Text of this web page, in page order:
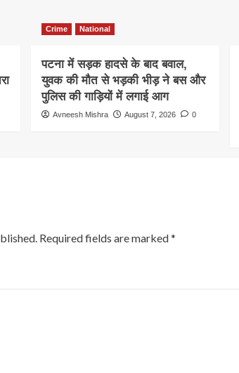
Crime National
पटना में सड़क हादसे के बाद बवाल,
युवक की मौत से भड़की भीड़ ने बस और
पुलिस की गाड़ियों में लगाई आग
Avneesh Mishra August 7, 2026 0
Required fields are marked*